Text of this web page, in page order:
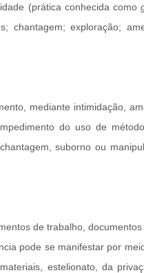
(prática conhecida como
exploração;
mediante intimidação,
do uso de
suborno ou
de trabalho, documentos
pode se manifestar por
estelionato, da